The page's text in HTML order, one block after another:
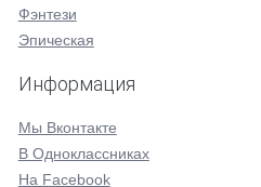
Фэнтези
Эпическая
Информация
Мы Вконтакте
В Одноклассниках
На Facebook